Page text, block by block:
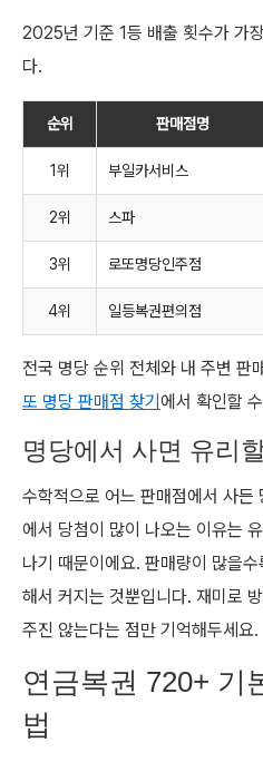
2025년 기준 1등 배출 횟수가 가
다.
순위 판매점명
1위 부일카서비스
2위 스파
3위 로또명당인주점
4위 일등복권편의점
전국 명당 순위 전체와 내 주변 판
또 명당 판매점 찾기에서 확인할
명당에서 사면 유리
수학적으로 어느 판매점에서 사든
에서 당첨이 많이 나오는 이유는
나기 때문이에요. 판매량이 많을
해서 커지는 것뿐입니다. 재미로
주진 않는다는 점만 기억해두세요.
연금복권 720+ 기
법